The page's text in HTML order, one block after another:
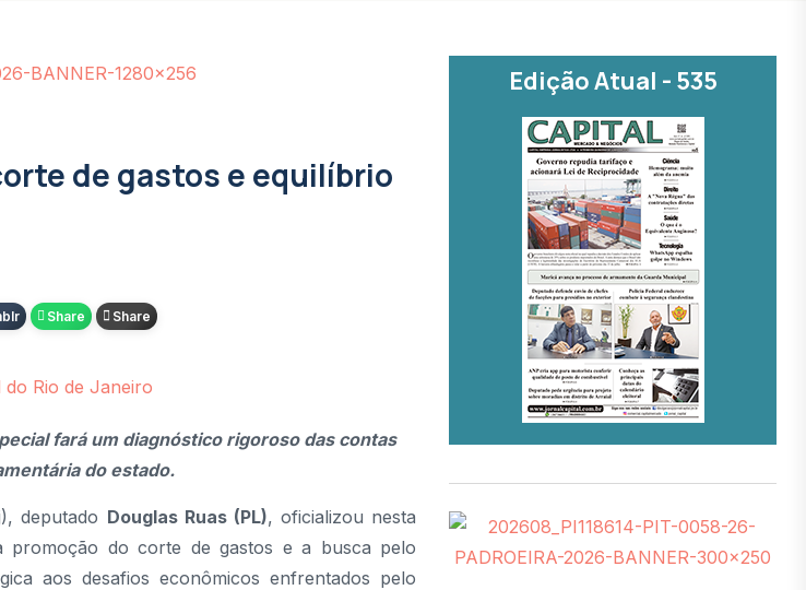
dos Reis
Anual da SBPC
o crime organizado e retomar
Lúcio Costa
R$ 1 milhão por mês
de gastos e equilíbrio
Share Share
fará um diagnóstico rigoroso das contas
do estado.
deputado Douglas Ruas (PL), oficializou nesta
promoção do corte de gastos e a busca pelo
aos desafios econômicos enfrentados pelo
Edição Atual - 535